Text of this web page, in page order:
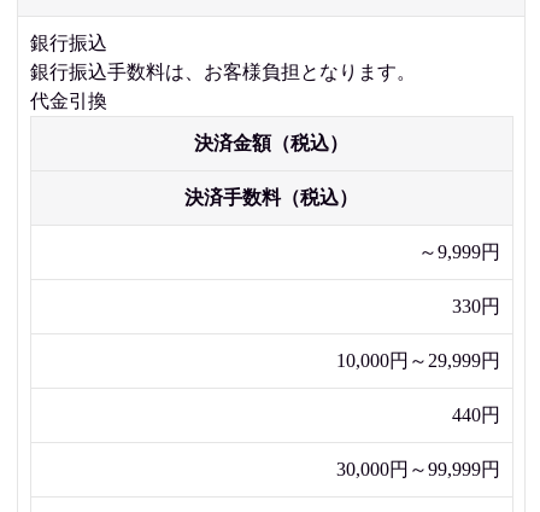
銀行振込
銀行振込手数料は、お客様負担となります。
代金引換
決済金額（税込）
決済手数料（税込）
～9,999円
330円
10,000円～29,999円
440円
30,000円～99,999円